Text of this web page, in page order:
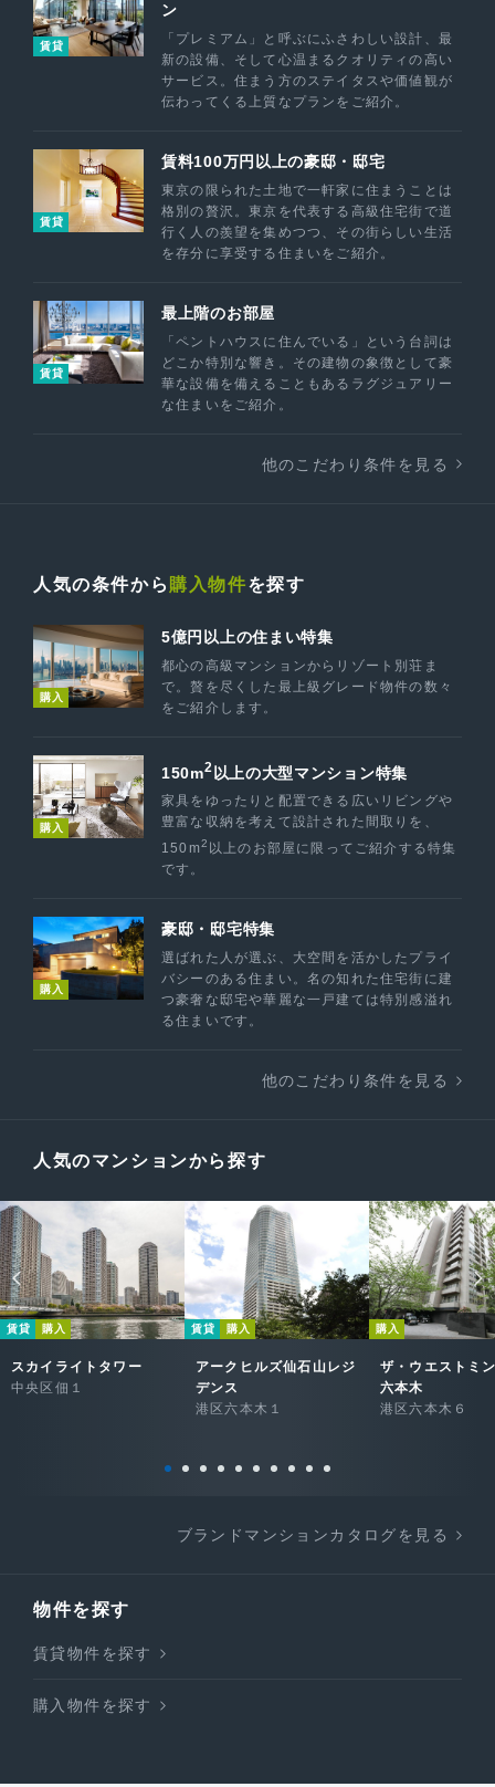
賃貸
ン
「プレミアム」と呼ぶにふさわしい設計、最
新の設備、そして心温まるクオリティの高い
サービス。住まう方のステイタスや価値観が
伝わってくる上質なプランをご紹介。
賃貸
賃料100万円以上の豪邸・邸宅
東京の限られた土地で一軒家に住まうことは
格別の贅沢。東京を代表する高級住宅街で道
行く人の羨望を集めつつ、その街らしい生活
を存分に享受する住まいをご紹介。
賃貸
最上階のお部屋
「ペントハウスに住んでいる」という台詞は
どこか特別な響き。その建物の象徴として豪
華な設備を備えることもあるラグジュアリー
な住まいをご紹介。
他のこだわり条件を見る
人気の条件から 購入物件を探す
購入
5億円以上の住まい特集
都心の高級マンションからリゾート別荘ま
で。贅を尽くした最上級グレード物件の数々
をご紹介します。
購入
150m2 以上の大型マンション特集
家具をゆったりと配置できる広いリビングや
豊富な収納を考えて設計された間取りを、
150m2 以上のお部屋に限ってご紹介する特集
です。
購入
豪邸・邸宅特集
選ばれた人が選ぶ、大空間を活かしたプライ
バシーのある住まい。名の知れた住宅街に建
つ豪奢な邸宅や華麗な一戸建ては特別感溢れ
る住まいです。
他のこだわり条件を見る
人気のマンションから探す
賃貸 購入
スカイライトタワー
中央区佃１
賃貸 購入
アークヒルズ仙石山レジ
デンス
港区六本木１
購入
ザ・ウエストミ
六本木
港区六本木６
ブランドマンションカタログを見る
物件を探す
賃貸物件を探す
購入物件を探す